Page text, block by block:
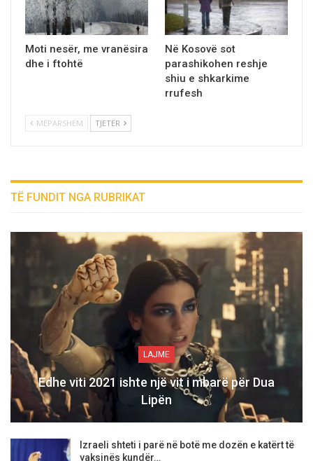
Moti nesër, me vranёsira
dhe i ftohtë
Në Kosovë sot
parashikohen reshje
shiu e shkarkime
rrufesh
MËPARSHËM TJETËR
TË FUNDIT NGA RUBRIKAT
LAJME
Edhe viti 2021 ishte një vit i mbarë për Dua
Lipën
Izraeli shteti i parë në botë me dozën e katërt të
vaksinës kundër…